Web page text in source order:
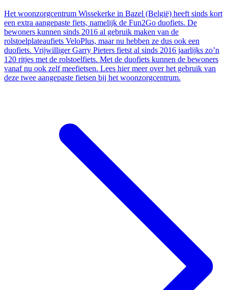
Het woonzorgcentrum Wissekerke in Bazel (België) heeft sinds kort
een extra aangepaste fiets, namelijk de Fun2Go duofiets. De
bewoners kunnen sinds 2016 al gebruik maken van de
rolstoelplateaufiets VeloPlus, maar nu hebben ze dus ook een
duofiets. Vrijwilliger Garry Pieters fietst al sinds 2016 jaarlijks zo’n
120 ritjes met de rolstoelfiets. Met de duofiets kunnen de bewoners
vanaf nu ook zelf meefietsen. Lees hier meer over het gebruik van
deze twee aangepaste fietsen bij het woonzorgcentrum.